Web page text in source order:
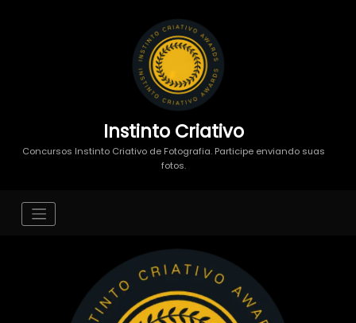
Instinto Criativo
Concursos Instinto Criativo de Fotografia. Participe enviando suas
fotos.